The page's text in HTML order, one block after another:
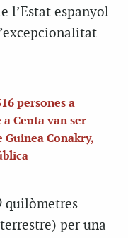
l’Estat espanyol
persones a
Ceuta van ser
Conakry,
quilòmetres
per una